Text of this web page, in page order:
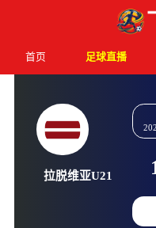
首页 足球直播
拉脱维亚U21